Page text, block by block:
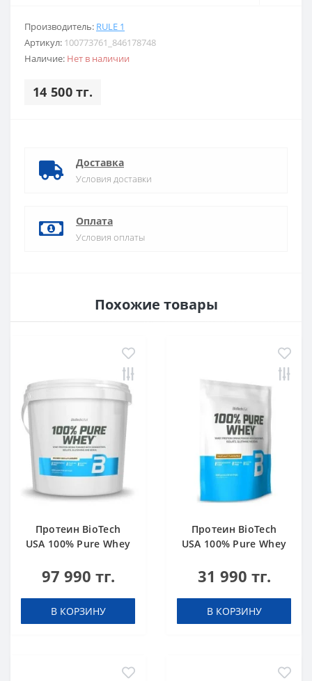
Производитель: RULE 1
Артикул: 100773761_846178748
Наличие: Нет в наличии
14 500 тг.
Доставка
Условия доставки
Оплата
Условия оплаты
Похожие товары
Протеин BioTech
USA 100% Pure Whey
g
97 990 тг.
В КОРЗИНУ
Протеин BioTech
USA 100% Pure Whey
31 990 тг.
В КОРЗИНУ